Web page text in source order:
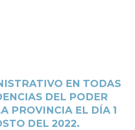
EN TODAS
DEL PODER
PROVINCIA EL DÍA 1
DEL 2022.